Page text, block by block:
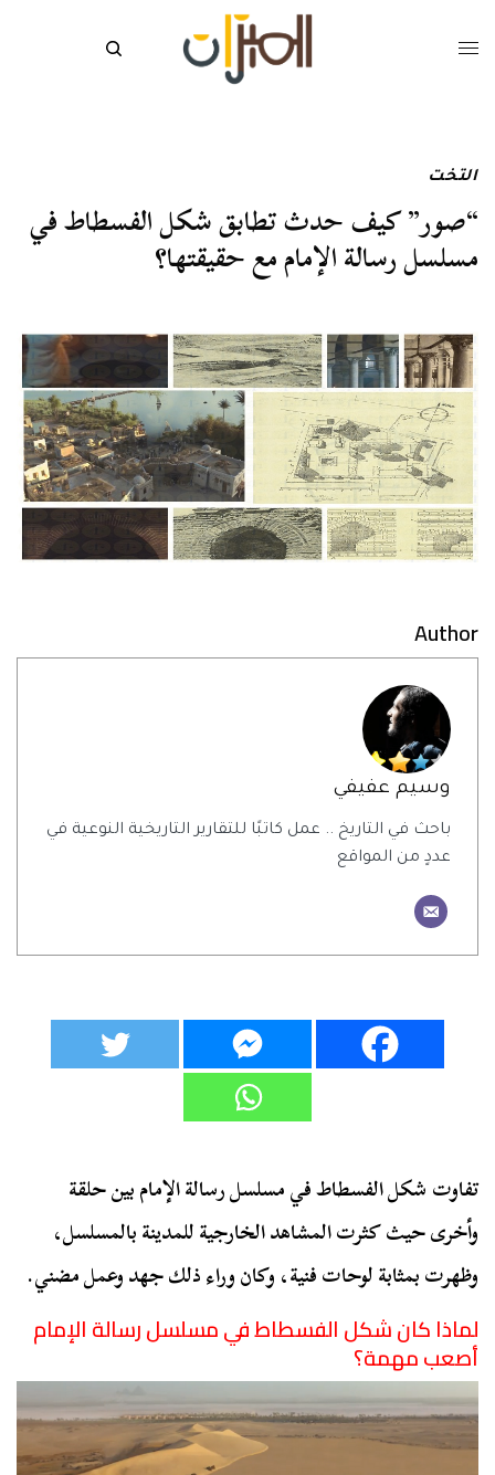
التخت
“صور” كيف حدث تطابق شكل الفسطاط في
مسلسل رسالة الإمام مع حقيقتها؟
Author
وسيم عفيفي
باحث في التاريخ .. عمل كاتبًا للتقارير التاريخية النوعية في
عددٍ من المواقع
تفاوت شكل الفسطاط في مسلسل رسالة الإمام بين حلقة
وأخرى حيث كثرت المشاهد الخارجية للمدينة بالمسلسل،
وظهرت بمثابة لوحات فنية، وكان وراء ذلك جهد وعمل مضني.
لماذا كان شكل الفسطاط في مسلسل رسالة الإمام
أصعب مهمة؟